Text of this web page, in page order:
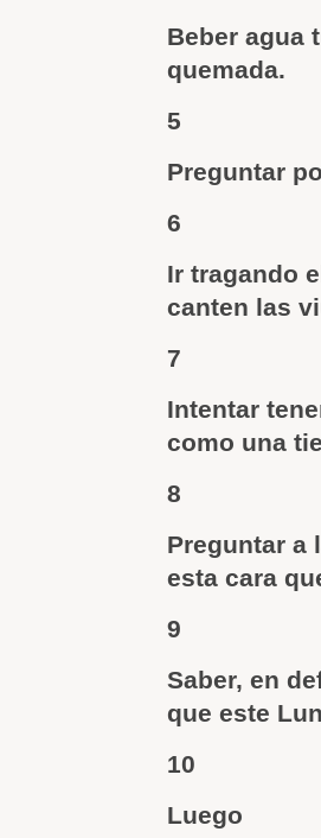
Beber agua
quemada.
5
Preguntar
6
Ir tragando
canten las
7
Intentar
como una
8
Preguntar a
esta cara
9
Saber, en
que este
10
Luego